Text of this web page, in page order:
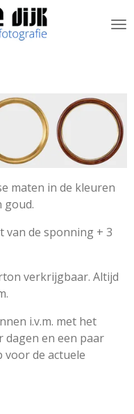
maten in de kleuren
goud.
van de sponning + 3
verkrijgbaar. Altijd
i.v.m. met het
dagen en een paar
voor de actuele